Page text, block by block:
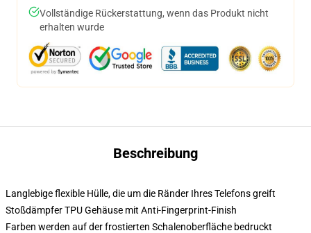
Vollständige Rückerstattung, wenn das Produkt nicht
erhalten wurde
Beschreibung
Langlebige flexible Hülle, die um die Ränder Ihres Telefons greift
Stoßdämpfer TPU Gehäuse mit Anti-Fingerprint-Finish
Farben werden auf der frostierten Schalenoberfläche bedruckt